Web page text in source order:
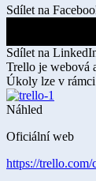
Sdílet na
Sdílet na
Trello je webová
Úkoly lze v rámci
Náhled
Oficiální web
https://trello.com/